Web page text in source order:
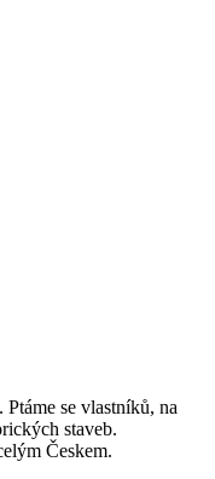
se vlastníků, na
staveb.
Českem.